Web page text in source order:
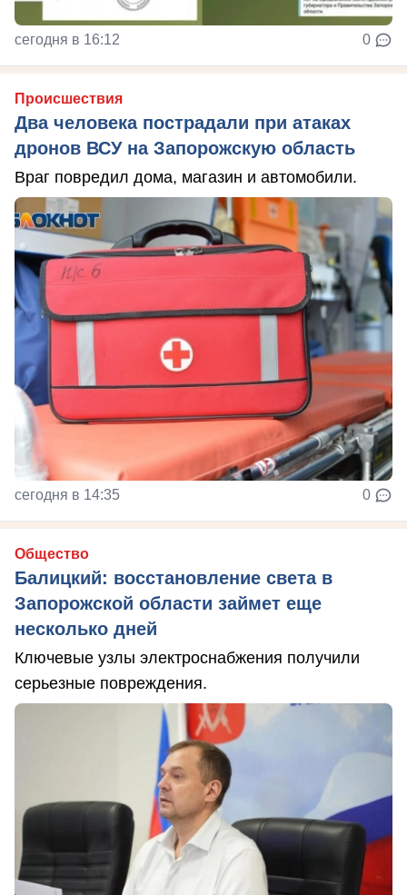
сегодня в 16:12 0
Происшествия
Два человека пострадали при атаках
дронов ВСУ на Запорожскую область
Враг повредил дома, магазин и автомобили.
сегодня в 14:35 0
Общество
Балицкий: восстановление света в
Запорожской области займет еще
несколько дней
Ключевые узлы электроснабжения получили
серьезные повреждения.